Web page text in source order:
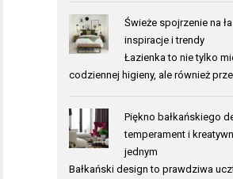
Świeże spojrzenie na
inspiracje i trendy
Łazienka to nie tylko
codziennej higieny, ale również
Piękno bałkańskiego
temperament i
jednym
Bałkański design to prawdziwa